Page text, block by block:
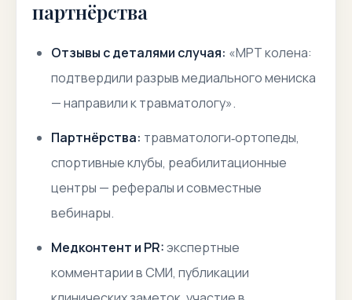
партнёрства
Отзывы с деталями случая: «МРТ колена:
подтвердили разрыв медиального мениска
— направили к травматологу».
Партнёрства: травматологи‑ортопеды,
спортивные клубы, реабилитационные
центры — рефералы и совместные
вебинары.
Медконтент и PR:экспертные
комментарии в СМИ, публикации